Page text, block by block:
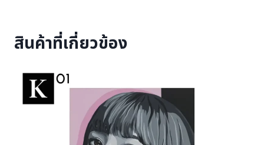
สินค้าที่เกี่ยวข้อง